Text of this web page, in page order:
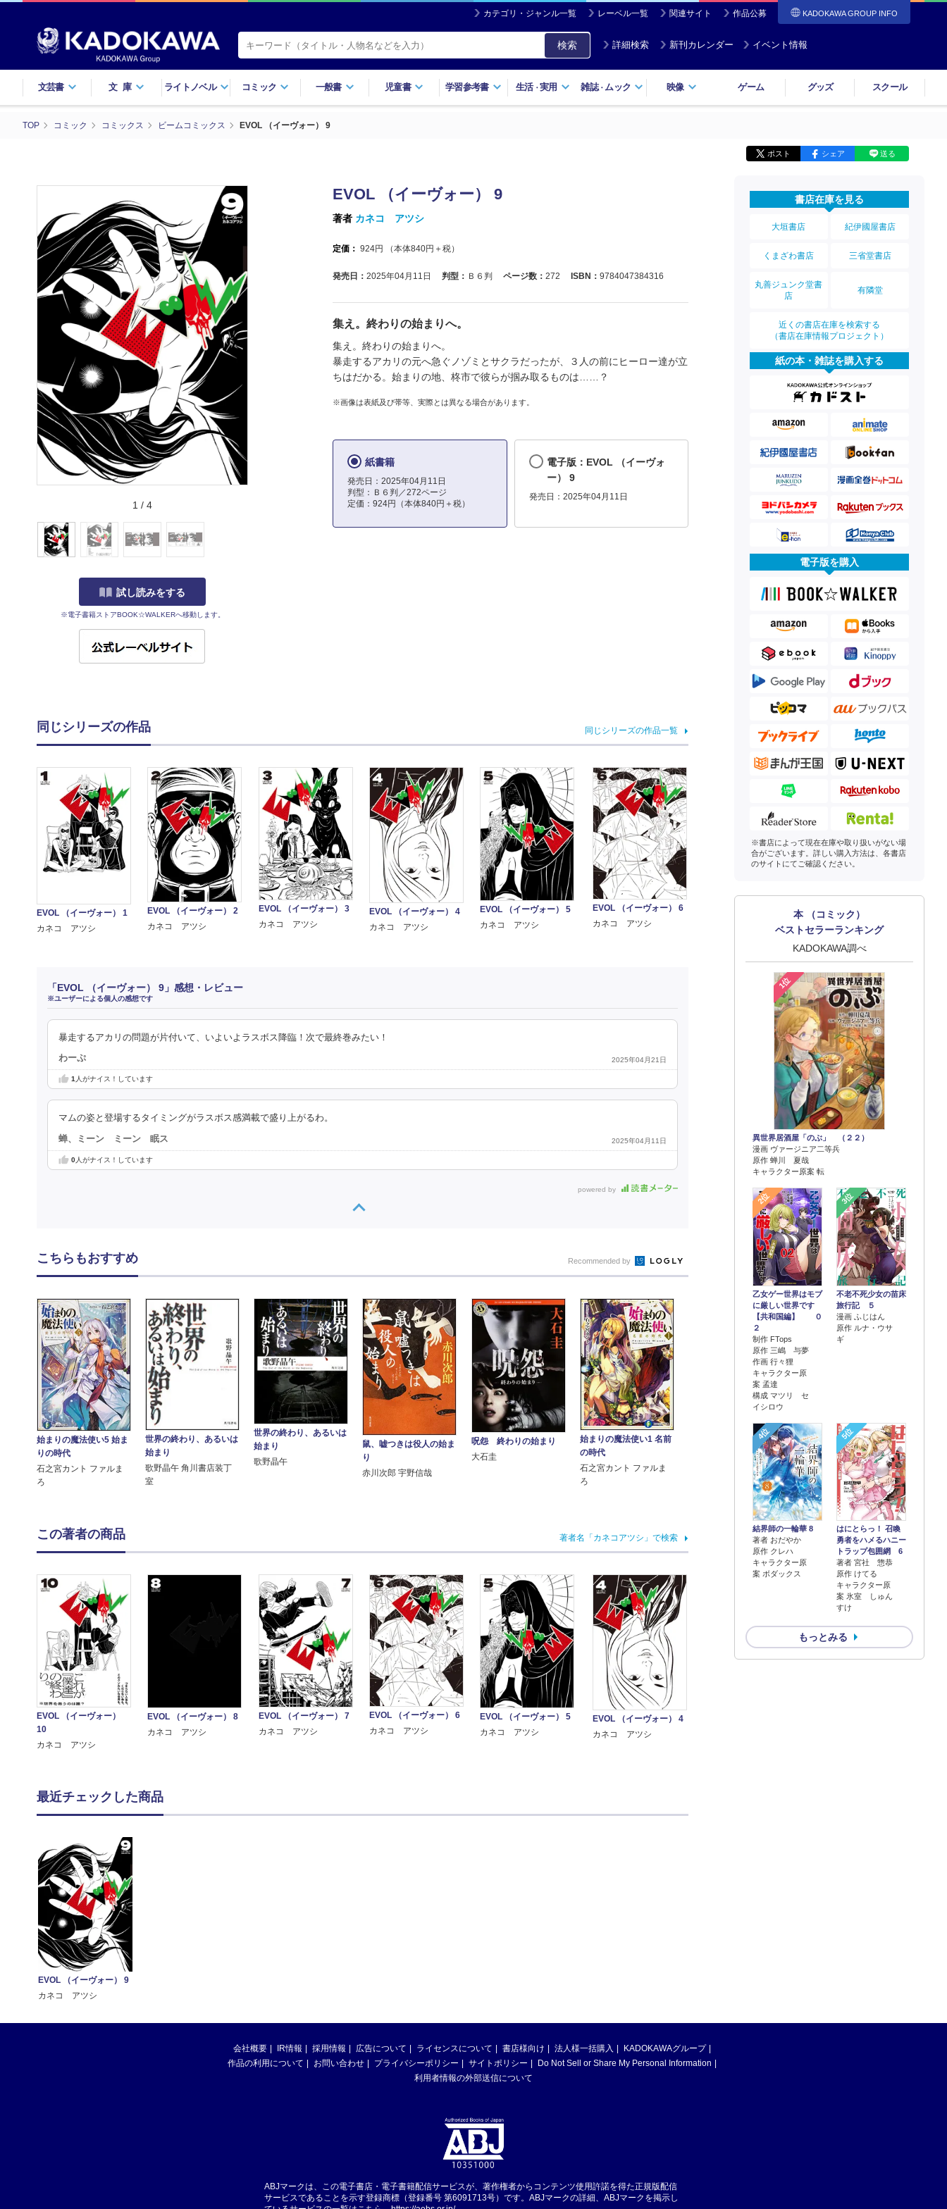
カテゴリ・ジャンル一覧 レーベル一覧 関連サイト 作品公募 KADOKAWA GROUP INFO
検索 詳細検索 新刊カレンダー イベント情報
文芸書 文庫 ライトノベル コミック 一般書 児童書 学習参考書 生活・実用 雑誌・ ムック 映像 ゲーム グッズ スクール
TOP コミック コミックス ビームコミックス EVOL （イーヴォー） 9
ポスト シェア 送る
1 / 4
試し読みをする
※電子書籍ストアBOOK☆WALKERへ移動します。
EVOL （イーヴォー） 9
著者 カネコ アツシ
定価： 924円 （本体840円＋税）
発売日： 2025年04月11日 判型： Ｂ６判 ページ数： 272 ISBN： 9784047384316
集え。終わりの始まりへ。
集え。終わりの始まりへ。
暴走するアカリの元へ急ぐノゾミとサクラだったが、３人の前にヒーロー達が立
ちはだかる。始まりの地、柊市で彼らが掴み取るものは……？
※画像は表紙及び帯等、実際とは異なる場合があります。
紙書籍
発売日：2025年04月11日
判型：Ｂ６判／272ページ
定価：924円（本体840円＋税）
電子版：EVOL （イーヴォ
ー） 9
発売日：2025年04月11日
同じシリーズの作品 同じシリーズの作品一覧
EVOL （イーヴォー） 1
カネコ アツシ
EVOL （イーヴォー） 2
カネコ アツシ
EVOL （イーヴォー） 3
カネコ アツシ
EVOL （イーヴォー） 4
カネコ アツシ
EVOL （イーヴォー） 5
カネコ アツシ
EVOL （イーヴォー） 6
カネコ アツシ
「EVOL （イーヴォー） 9」感想・レビュー
※ユーザーによる個人の感想です
暴走するアカリの問題が片付いて、いよいよラスボス降臨！次で最終巻みたい！
わーぷ 2025年04月21日
1 人がナイス！しています
マムの姿と登場するタイミングがラスボス感満載で盛り上がるわ。
蝉、ミーン ミーン 眠ス 2025年04月11日
0人がナイス！しています
powered by
書店在庫を見る
大垣書店 紀伊國屋書店
くまざわ書店 三省堂書店
丸善ジュンク堂書
店
有隣堂
近くの書店在庫を検索する
（書店在庫情報プロジェクト）
紙の本・雑誌を購入する
電子版を購入
※書店によって現在在庫や取り扱いがない場
合がございます。詳しい購入方法は、各書店
のサイトにてご確認ください。
本 （コミック）
ベストセラーランキング
KADOKAWA調べ
1位
異世界居酒屋「のぶ」 （２２）
漫画 ヴァージニア二等兵
原作 蝉川 夏哉
キャラクター原案 転
2位
乙女ゲー世界はモブ
に厳しい世界です
【共和国編】 ０
２
制作 FTops
原作 三嶋 与夢
作画 行々狸
キャラクター原
案 孟達
構成 マツリ セ
イシロウ
3位
不老不死少女の苗床
旅行記 ５
漫画 ふじはん
原作 ルナ・ウサ
ギ
4位
結界師の一輪華 8
著者 おだやか
原作 クレハ
キャラクター原
案 ボダックス
5位
はにとらっ！ 召喚
勇者をハメるハニー
トラップ包囲網 6
著者 宮社 惣恭
原作 けてる
キャラクター原
案 氷室 しゅん
すけ
もっとみる
こちらもおすすめ Recommended by
始まりの魔法使い5 始ま
りの時代
石之宮カント ファルま
ろ
世界の終わり、あるいは
始まり
歌野晶午 角川書店装丁
室
世界の終わり、あるいは
始まり
歌野晶午
鼠、嘘つきは役人の始ま
り
赤川次郎 宇野信哉
呪怨 終わりの始まり
大石圭
始まりの魔法使い1 名前
の時代
石之宮カント ファルま
ろ
この著者の商品 著者名「カネコアツシ」で検索
EVOL （イーヴォー）
10
カネコ アツシ
EVOL （イーヴォー） 8
カネコ アツシ
EVOL （イーヴォー） 7
カネコ アツシ
EVOL （イーヴォー） 6
カネコ アツシ
EVOL （イーヴォー） 5
カネコ アツシ
EVOL （イーヴォー） 4
カネコ アツシ
最近チェックした商品
EVOL （イーヴォー） 9
カネコ アツシ
会社概要 IR情報 採用情報 広告について ライセンスについて 書店様向け 法人様一括購入
KADOKAWAグループ
作品の利用について
お問い合わせ プライバシーポリシー サイトポリシー
Do Not Sell or Share My Personal Information
利用者情報の外部送信について
ABJマークは、この電子書店・電子書籍配信サービスが、著作権者からコンテンツ使用許諾を得た正規版配信
サービスであることを示す登録商標（登録番号 第6091713号）です。ABJマークの詳細、ABJマークを掲示し